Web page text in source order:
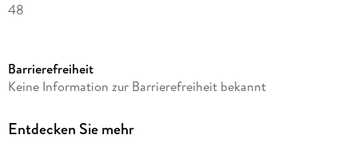
48
Verlag/Hersteller
Produktart
Barrierefreiheit
Keine Information zur Barrierefreiheit bekannt
Entdecken Sie mehr